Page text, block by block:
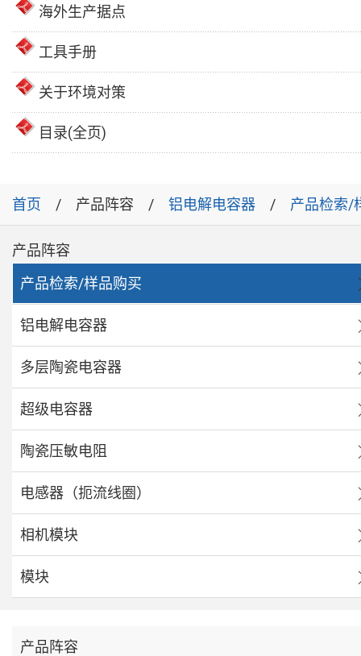
海外生产据点
工具手册
关于环境对策
目录(全页)
首页 产品阵容 铝电解电容器 产品检索/
产品阵容
产品检索/样品购买
铝电解电容器
多层陶瓷电容器
超级电容器
陶瓷压敏电阻
电感器（扼流线圈）
相机模块
模块
产品阵容